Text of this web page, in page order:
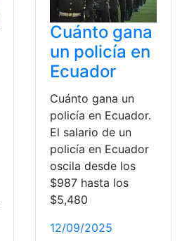
Cuánto gana
un policía en
Ecuador
Cuánto gana un
policía en Ecuador.
El salario de un
policía en Ecuador
oscila desde los
$987 hasta los
$5,480
12/09/2025